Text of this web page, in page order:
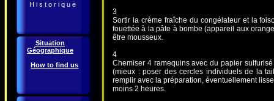
H i s t o r i q u e
Situation
Géographique
How to find us
3
Sortir la crème fraîche du congélateur et la
fouettée à la pâte à bombe (appareil aux
être mousseux.
4
Chemiser 4 ramequins avec du papier
(mieux : poser des cercles individuels de la
remplir avec la préparation, éventuellement
moins 2 heures.